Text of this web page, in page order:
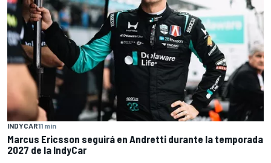
INDYCAR11 min
Marcus Ericsson seguirá en Andretti durante la temporada
2027 de la IndyCar